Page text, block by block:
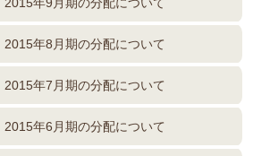
2015年8月期の分配について
2015年7月期の分配について
2015年6月期の分配について